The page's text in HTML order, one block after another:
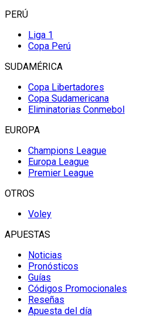
PERÚ
Liga 1
Copa Perú
SUDAMÉRICA
Copa Libertadores
Copa Sudamericana
Eliminatorias Conmebol
EUROPA
Champions League
Europa League
Premier League
OTROS
Voley
APUESTAS
Noticias
Pronósticos
Guías
Códigos Promocionales
Reseñas
Apuesta del día